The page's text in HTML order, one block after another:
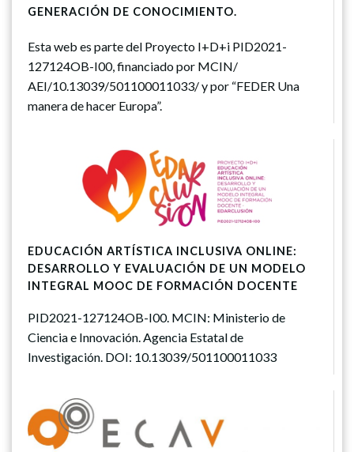
GENERACIÓN DE CONOCIMIENTO.
Esta web es parte del Proyecto I+D+i PID2021-
127124OB-I00, financiado por MCIN/
AEI/10.13039/501100011033/ y por “FEDER Una
manera de hacer Europa”.
EDUCACIÓN ARTÍSTICA INCLUSIVA ONLINE:
DESARROLLO Y EVALUACIÓN DE UN MODELO
INTEGRAL MOOC DE FORMACIÓN DOCENTE
PID2021-127124OB-I00. MCIN: Ministerio de
Ciencia e Innovación. Agencia Estatal de
Investigación. DOI: 10.13039/501100011033